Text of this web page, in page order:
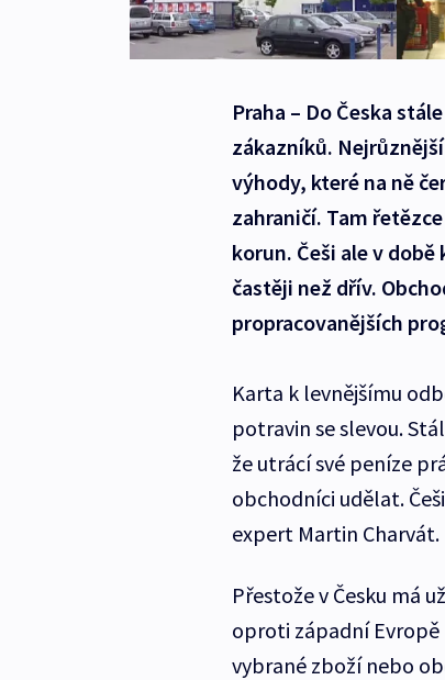
Praha – Do Česka
zákazníků.
výhody, které na ně
zahraničí. Tam
korun. Češi ale v
častěji než dřív.
propracovanějších
Karta k levnějšímu
potravin se slevou.
že utrácí své peníze
obchodníci udělat.
expert Martin Charvát.
Přestože v Česku má
oproti západní Evropě
vybrané zboží nebo